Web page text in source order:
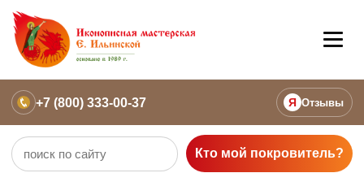
+7 (800) 333-00-37 Я Отзывы
Кто мой покровитель?